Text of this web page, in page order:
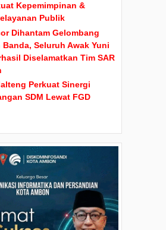
Kepemimpinan &
Publik
Dihantam Gelombang
Banda, Seluruh Awak Yuni
Diselamatkan Tim SAR
Perkuat Sinergi
SDM Lewat FGD